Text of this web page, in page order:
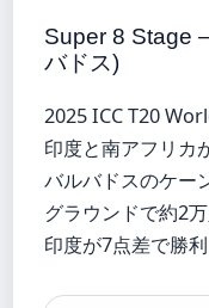
Super 8 Stage
バドス)
2025 ICC T20
印度と南アフリカ
バルバドスのケー
グラウンドで約2
印度が7点差で勝利